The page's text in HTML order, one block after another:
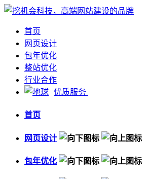
首页
网页设计
包年优化
整站优化
行业合作
优质服务
首页
网页设计
包年优化